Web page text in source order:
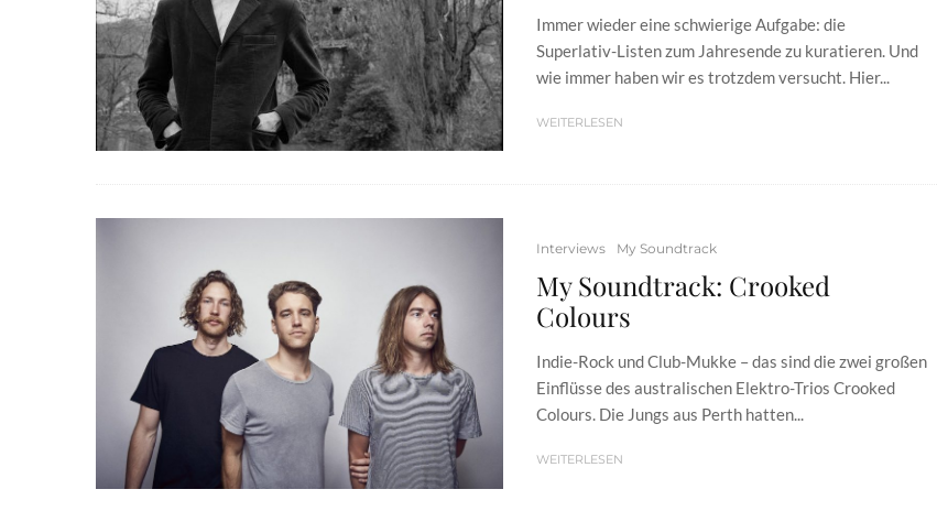
Immer wieder eine schwierige Aufgabe: die
Superlativ-Listen zum Jahresende zu kuratieren. Und
wie immer haben wir es trotzdem versucht. Hier...
WEITERLESEN
Interviews My Soundtrack
My Soundtrack: Crooked
Colours
Indie-Rock und Club-Mukke – das sind die zwei großen
Einflüsse des australischen Elektro-Trios Crooked
Colours. Die Jungs aus Perth hatten...
WEITERLESEN